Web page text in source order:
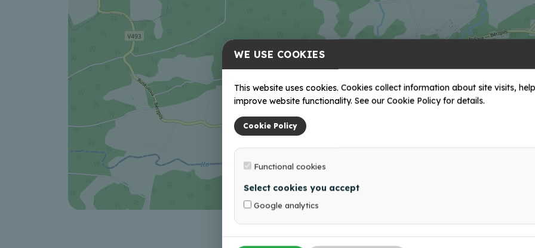
WE USE COOKIES
This website uses cookies. Cookies collect information about site visits,
improve website functionality. See our Cookie Policy for details.
Cookie Policy
Functional cookies
Select cookies you accept
Google analytics